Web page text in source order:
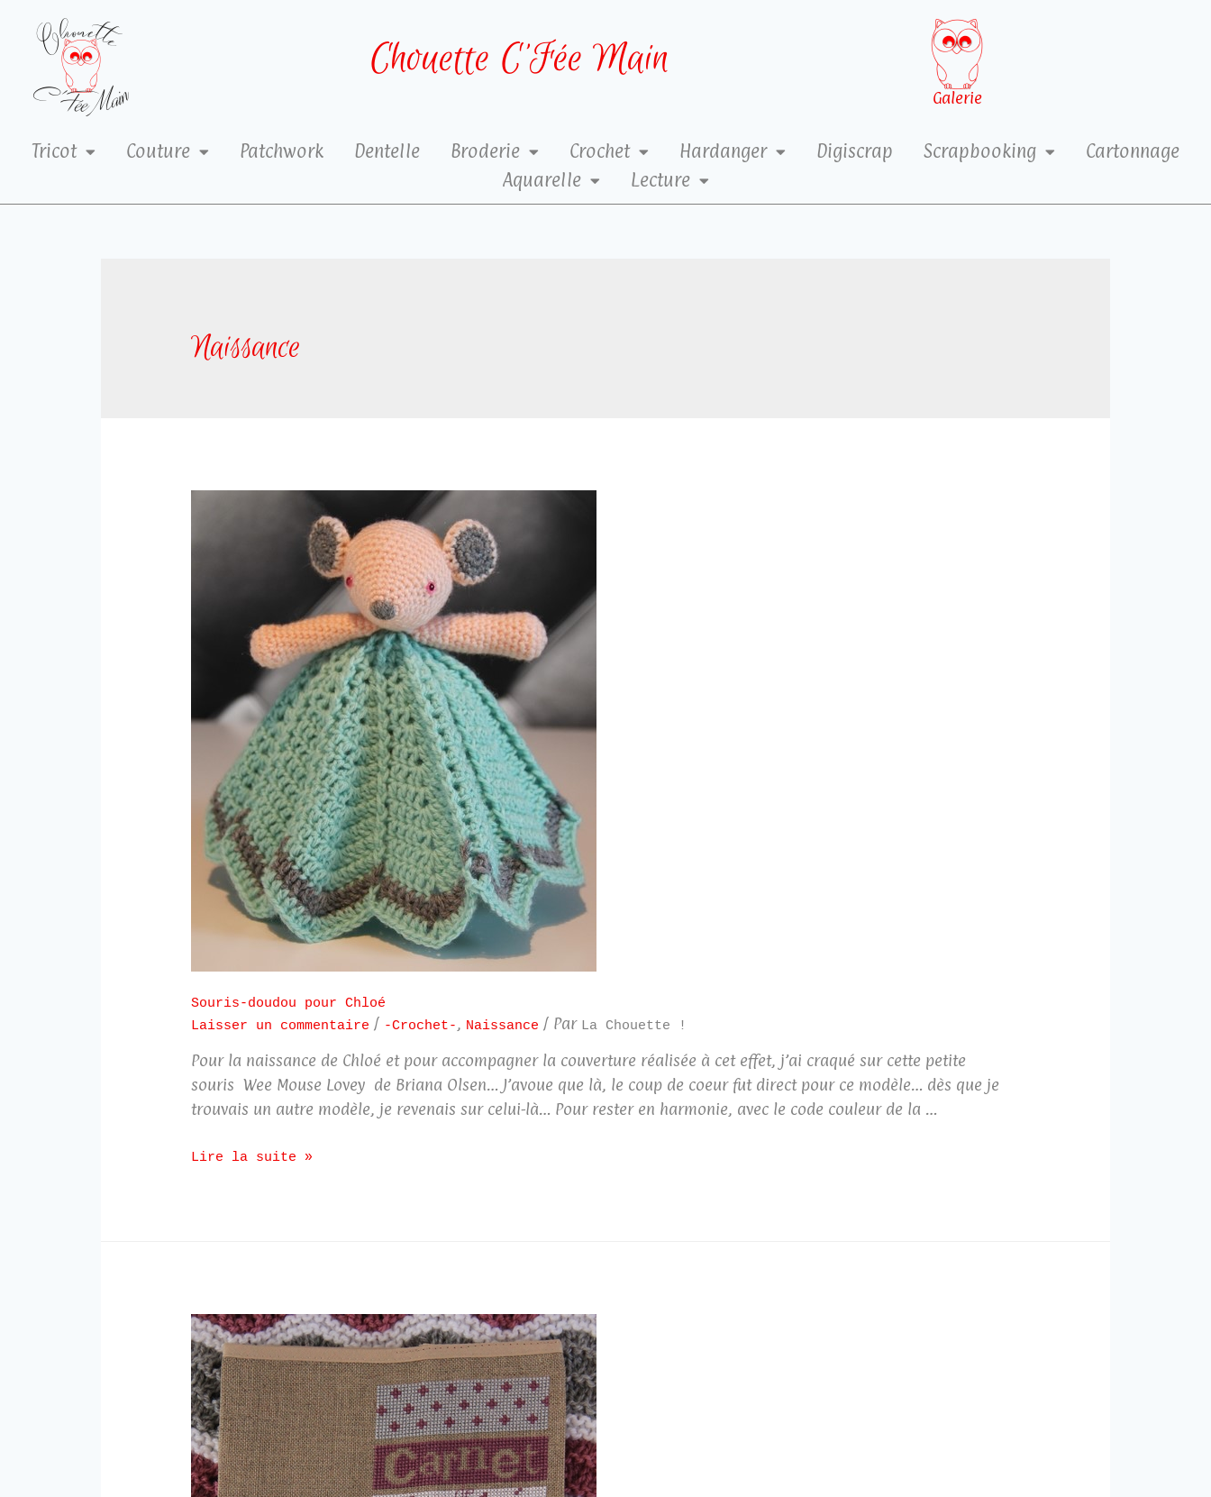
Chouette C’Fée Main
Galerie
Tricot Couture Patchwork Dentelle Broderie Crochet Hardanger Digiscrap Scrapbooking
Cartonnage
Aquarelle
Lecture
Naissance
Souris-doudou pour Chloé
Laisser un commentaire / -Crochet-, Naissance / Par La Chouette !
Pour la naissance de Chloé et pour accompagner la couverture réalisée à cet effet, j’ai craqué sur cette petite
souris Wee Mouse Lovey de Briana Olsen… J’avoue que là, le coup de coeur fut direct pour ce modèle… dès que je
trouvais un autre modèle, je revenais sur celui-là… Pour rester en harmonie, avec le code couleur de la …
Lire la suite »